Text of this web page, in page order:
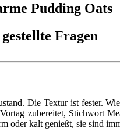
Pudding Oats
Fragen
Die Textur ist fester.
zubereitet, Stichwort
oder kalt genießt, sie sind